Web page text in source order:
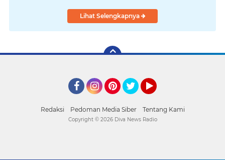
Lihat Selengkapnya
Redaksi Pedoman Media Siber Tentang Kami
Copyright © 2026 Diva News Radio